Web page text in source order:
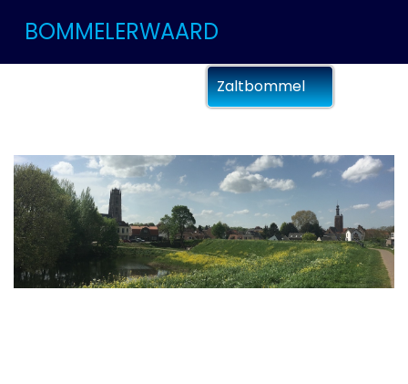
BOMMELERWAARD
Zaltbommel